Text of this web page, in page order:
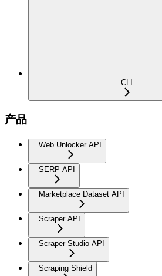
CLI
产品
Web Unlocker API
SERP API
Marketplace Dataset API
Scraper API
Scraper Studio API
Scraping Shield